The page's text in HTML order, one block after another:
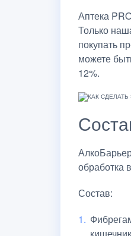
Аптека
Только
покупать
можете
12%.
обработка
Состав: